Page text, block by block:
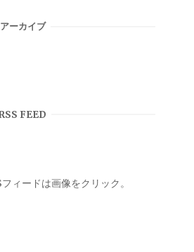
アーカイブ
FEED
ィードは画像をクリック。